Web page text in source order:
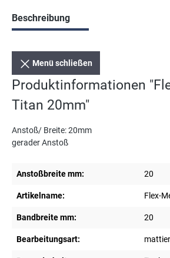
Beschreibung
Menü schließen
Produktinformationen
Titan 20mm"
Anstoß/ Breite: 20mm
gerader Anstoß
Anstoßbreite mm: 20
Artikelname: Flex-
Bandbreite mm: 20
Bearbeitungsart: